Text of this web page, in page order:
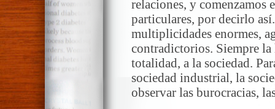
relaciones, y comenzamos
particulares, por decirlo
multiplicidades enormes,
contradictorios. Siempre
totalidad, a la sociedad.
sociedad industrial, la
observar las burocracias,